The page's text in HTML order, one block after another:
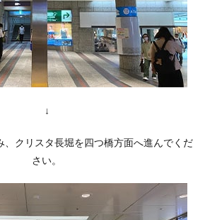
↓
、クリスタ長堀を四つ橋方面へ進んでくだ
さい。